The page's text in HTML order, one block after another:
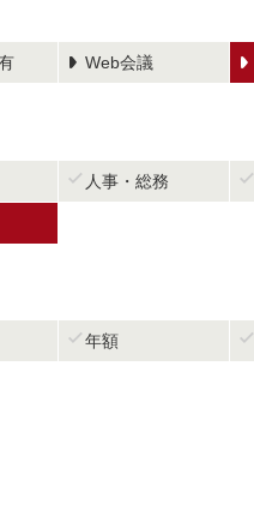
Web会議
 人事・総務 
 年額 